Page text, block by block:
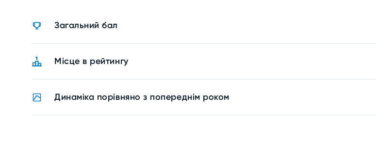
Загальний бал
Місце в рейтингу
Динаміка порівняно з попереднім роком